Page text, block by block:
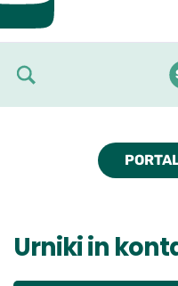
Urniki in